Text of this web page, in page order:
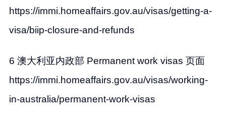
https://immi.homeaffairs.gov.au/visas/getting-a-
visa/biip-closure-and-refunds
6 澳大利亚内政部 Permanent work visas 页面
https://immi.homeaffairs.gov.au/visas/working-
in-australia/permanent-work-visas